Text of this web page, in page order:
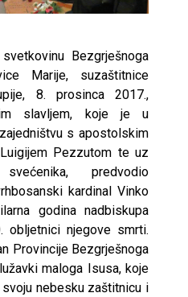
Bezgrješnoga
Marije, suzaštitnice
8. prosinca 2017.,
slavljem, koje je u
s apostolskim
Pezzutom te uz
predvodio
kardinal Vinko
godina nadbiskupa
obljetnici njegove smrti.
Provincije Bezgrješnoga
maloga Isusa, koje
nebesku zaštitnicu i